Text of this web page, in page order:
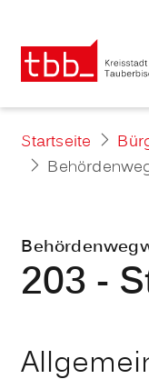
Startseite
203 -